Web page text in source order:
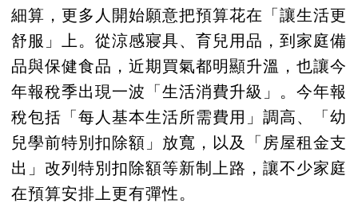
細算，更多人開始願意把預算花在「讓生活更
舒服」上。從涼感寢具、育兒用品，到家庭備
品與保健食品，近期買氣都明顯升溫，也讓今
年報稅季出現一波「生活消費升級」。今年報
稅包括「每人基本生活所需費用」調高、「幼
兒學前特別扣除額」放寬，以及「房屋租金支
出」改列特別扣除額等新制上路，讓不少家庭
在預算安排上更有彈性。